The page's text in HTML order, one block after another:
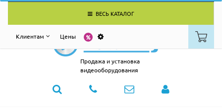
ВЕСЬ КАТАЛОГ
Клиентам Цены
Продажа и установка
видеооборудования